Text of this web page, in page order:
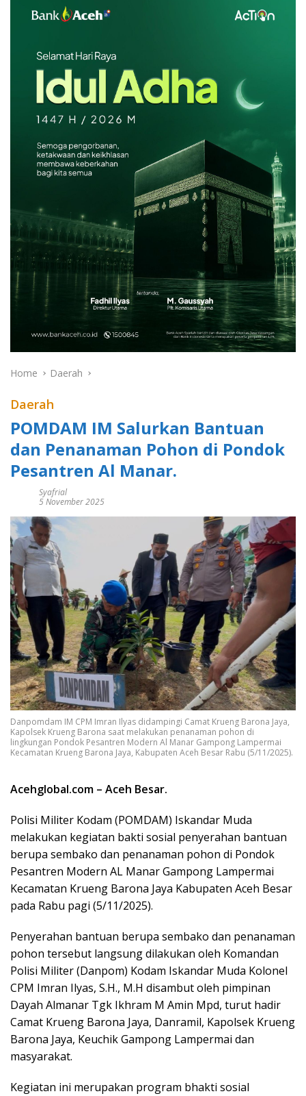
Home Daerah
Daerah
POMDAM IM Salurkan Bantuan
dan Penanaman Pohon di Pondok
Pesantren Al Manar.
Syafrial
5 November 2025
Danpomdam IM CPM Imran Ilyas didampingi Camat Krueng Barona Jaya,
Kapolsek Krueng Barona saat melakukan penanaman pohon di
lingkungan Pondok Pesantren Modern Al Manar Gampong Lampermai
Kecamatan Krueng Barona Jaya, Kabupaten Aceh Besar Rabu (5/11/2025).
Acehglobal.com – Aceh Besar.
Polisi Militer Kodam (POMDAM) Iskandar Muda
melakukan kegiatan bakti sosial penyerahan bantuan
berupa sembako dan penanaman pohon di Pondok
Pesantren Modern AL Manar Gampong Lampermai
Kecamatan Krueng Barona Jaya Kabupaten Aceh Besar
pada Rabu pagi (5/11/2025).
Penyerahan bantuan berupa sembako dan penanaman
pohon tersebut langsung dilakukan oleh Komandan
Polisi Militer (Danpom) Kodam Iskandar Muda Kolonel
CPM Imran Ilyas, S.H., M.H disambut oleh pimpinan
Dayah Almanar Tgk Ikhram M Amin Mpd, turut hadir
Camat Krueng Barona Jaya, Danramil, Kapolsek Krueng
Barona Jaya, Keuchik Gampong Lampermai dan
masyarakat.
Kegiatan ini merupakan program bhakti sosial